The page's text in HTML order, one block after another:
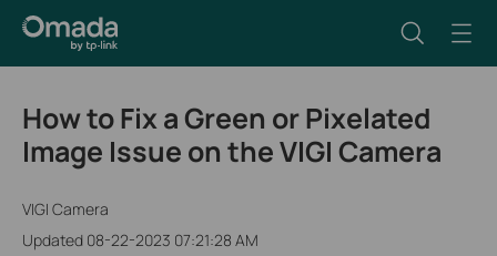
How to Fix a Green or Pixelated
Image Issue on the VIGI Camera
VIGI Camera
Updated 08-22-2023 07:21:28 AM